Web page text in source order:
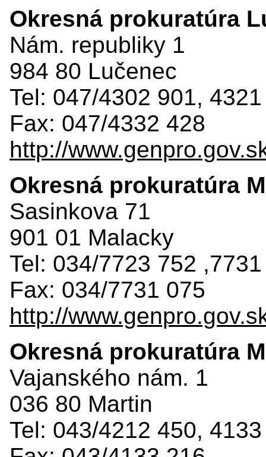
Okresná prokuratúra
Nám. republiky 1
984 80 Lučenec
Tel: 047/4302 901,
Fax: 047/4332 428
http://
Okresná prokuratúra
Sasinkova 71
901 01 Malacky
Tel: 034/7723 752
Fax: 034/7731 075
http://
Okresná prokuratúra
Vajanského nám. 1
036 80 Martin
Tel: 043/4212 450,